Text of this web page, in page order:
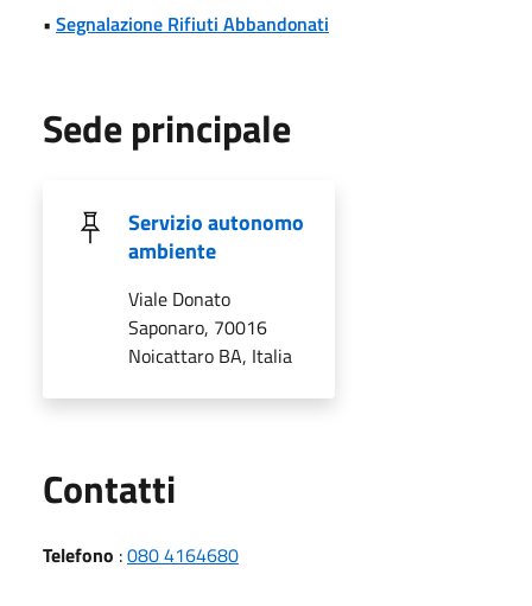
• Segnalazione Rifiuti Abbandonati
Sede principale
Servizio autonomo
ambiente
Viale Donato
Saponaro, 70016
Noicattaro BA, Italia
Contatti
Telefono :080 4164680